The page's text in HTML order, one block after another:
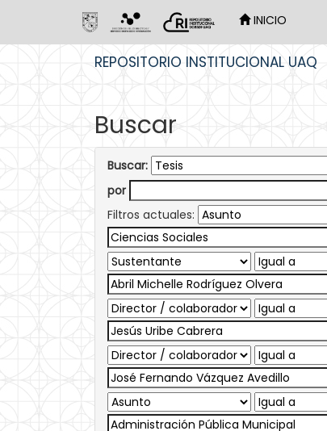
INICIO
REPOSITORIO INSTITUCIONAL UAQ
Buscar
Buscar:
por
Filtros actuales: